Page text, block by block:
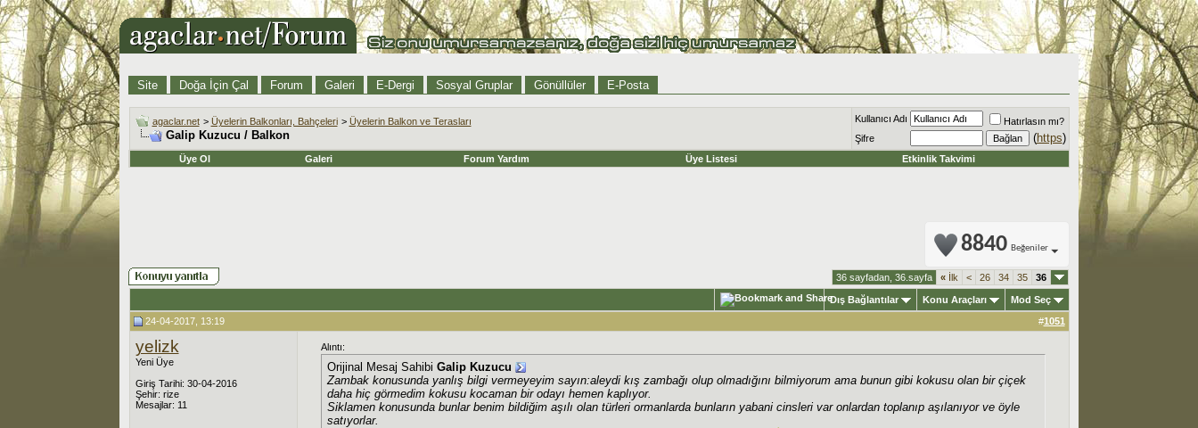
Site Doğa İçin Çal Forum Galeri E-Dergi Sosyal Gruplar Gönüllüler E-Posta
agaclar.net > Üyelerin Balkonları, Bahçeleri > Üyelerin Balkon ve Terasları
Galip Kuzucu / Balkon
Kullanıcı Adı
Hatırlasın mı?
Şifre
(https)
Üye Ol Galeri Forum Yardım Üye Listesi Etkinlik Takvimi
8840 Beğeniler
36 sayfadan, 36.sayfa « İlk < 26 34 35 36
Dış Bağlantılar Konu Araçları
Mod Seç
24-04-2017, 13:19
#1051
yelizk
Yeni Üye
Giriş Tarihi: 30-04-2016
Şehir: rize
Mesajlar: 11
Alıntı:
Orijinal Mesaj Sahibi Galip Kuzucu
Zambak konusunda yanlış bilgi vermeyeyim sayın:aleydi kış zambağı olup olmadığını bilmiyorum ama bunun gibi kokusu olan bir çiçek
daha hiç görmedim kokusu kocaman bir odayı hemen kaplıyor.
Siklamen konusunda bunlar benim bildiğim aşılı olan türleri ormanlarda bunların yabani cinsleri var onlardan toplanıp aşılanıyor ve öyle
satıyorlar.